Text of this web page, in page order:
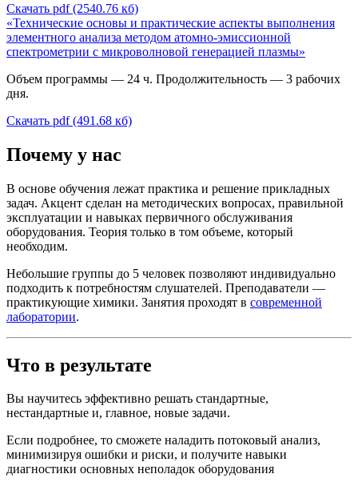
Скачать pdf (2540.76 кб)
«Технические основы и практические аспекты выполнения
элементного анализа методом атомно-эмиссионной
спектрометрии с микроволновой генерацией плазмы»
Объем программы — 24 ч. Продолжительность — 3 рабочих
дня.
Скачать pdf (491.68 кб)
Почему у нас
В основе обучения лежат практика и решение прикладных
задач. Акцент сделан на методических вопросах, правильной
эксплуатации и навыках первичного обслуживания
оборудования. Теория только в том объеме, который
необходим.
Небольшие группы до 5 человек позволяют индивидуально
подходить к потребностям слушателей. Преподаватели —
практикующие химики. Занятия проходят в современной
лаборатории.
Что в результате
Вы научитесь эффективно решать стандартные,
нестандартные и, главное, новые задачи.
Если подробнее, то сможете наладить потоковый анализ,
минимизируя ошибки и риски, и получите навыки
диагностики основных неполадок оборудования